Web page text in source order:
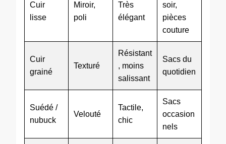
Cuir
lisse
Miroir,
poli
Très
élégant
soir,
pièces
couture
Cuir
grainé
Texturé
Résistant
, moins
salissant
Sacs du
quotidien
Suédé /
nubuck
Velouté
Tactile,
chic
Sacs
occasion
nels